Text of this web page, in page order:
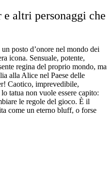
altri personaggi che
posto d’onore nel mondo dei
icona. Sensuale, potente,
regina del proprio mondo, ma
alla Alice nel Paese delle
Caotico, imprevedibile,
tatua non vuole essere capito:
le regole del gioco. È il
come un eterno bluff, o forse